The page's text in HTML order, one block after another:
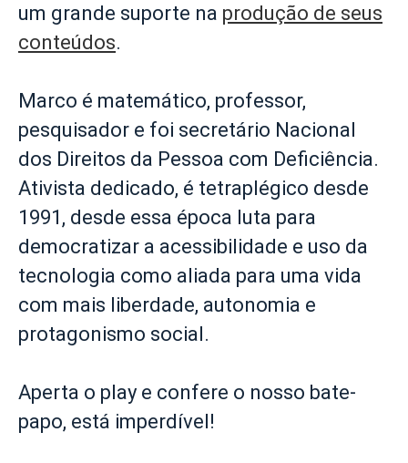
um grande suporte na produção de seus
conteúdos.
Marco é matemático, professor,
pesquisador e foi secretário Nacional
dos Direitos da Pessoa com Deficiência.
Ativista dedicado, é tetraplégico desde
1991, desde essa época luta para
democratizar a acessibilidade e uso da
tecnologia como aliada para uma vida
com mais liberdade, autonomia e
protagonismo social.
Aperta o play e confere o nosso bate-
papo, está imperdível!